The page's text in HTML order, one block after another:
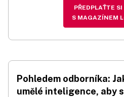
PŘEDPLAŤTE
S MAGAZÍNEM
Pohledem odborníka:
umělé inteligence, aby